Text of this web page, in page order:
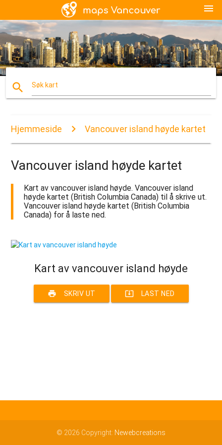
menu
search Søk kart
Hjemmeside Vancouver island høyde kartet
Vancouver island høyde kartet
Kart av vancouver island høyde. Vancouver island
høyde kartet (British Columbia Canada) til å skrive ut.
Vancouver island høyde kartet (British Columbia
Canada) for å laste ned.
Kart av vancouver island høyde
print SKRIV UT system_update_alt LAST NED
© 2026 Copyright: Newebcreations